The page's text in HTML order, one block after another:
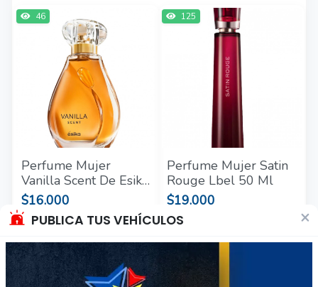
PUBLICA TUS VEHÍCULOS ×
46
Perfume Mujer
Vanilla Scent De Esika
50 Ml
$16.000
Región Metropolitana
Producto Nuevo
125
Perfume Mujer Satin
Rouge Lbel 50 Ml
$19.000
Región Metropolitana
Producto Nuevo
105 158